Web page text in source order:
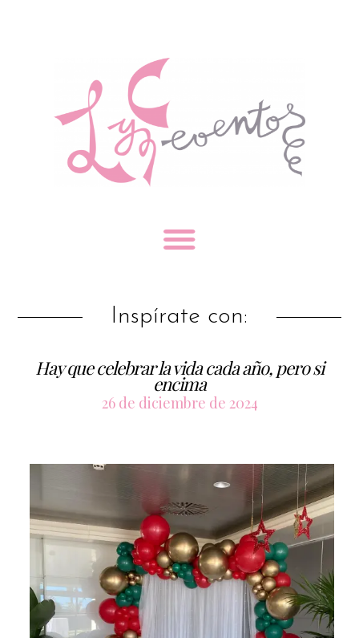
Inspírate con:
Hay que celebrar la vida cada año, pero si
encima
26 de diciembre de 2024